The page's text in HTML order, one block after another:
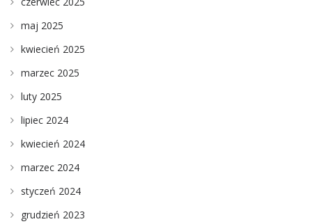
maj 2025
kwiecień 2025
marzec 2025
luty 2025
lipiec 2024
kwiecień 2024
marzec 2024
styczeń 2024
grudzień 2023